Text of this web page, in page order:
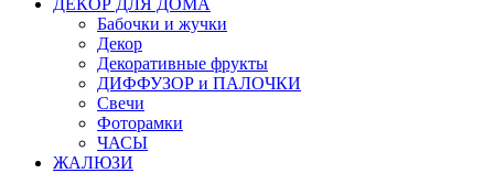
ДЕКОР ДЛЯ ДОМА
Бабочки и жучки
Декор
Декоративные фрукты
ДИФФУЗОР и ПАЛОЧКИ
Свечи
Фоторамки
ЧАСЫ
ЖАЛЮЗИ